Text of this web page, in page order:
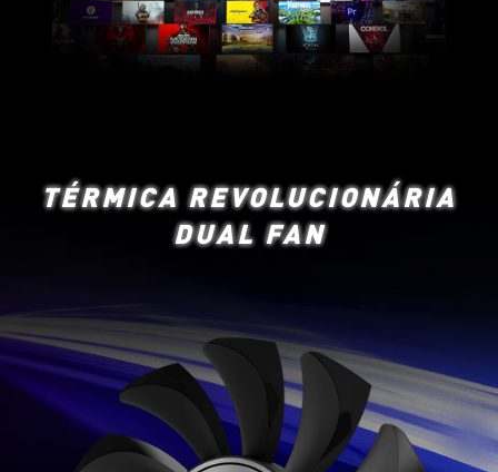
TÉRMICA REVOLUCIONÁRIA
DUAL FAN